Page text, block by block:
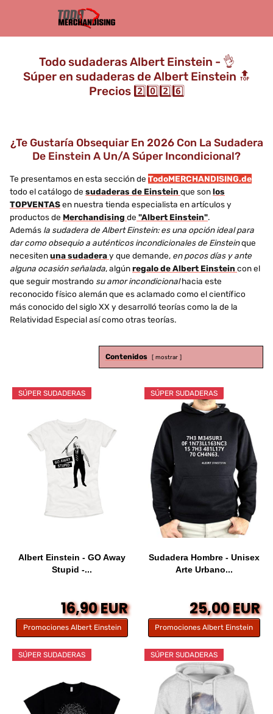
Todo sudaderas Albert Einstein - 👌
Súper en sudaderas de Albert Einstein 🔝
Precios 2️⃣0️⃣2️⃣6️⃣
¿Te Gustaría Obsequiar En 2026 Con La Sudadera
De Einstein A Un/a Súper Incondicional?
Te presentamos en esta sección de TodoMERCHANDISING.de
todo el catálogo de sudaderas de Einstein que sonlos
TOPVENTASen nuestra tienda especialista en artículos y
productos de Merchandising de "Albert Einstein".
Además la sudadera de Albert Einstein: es una opción ideal para
dar como obsequio a auténticos incondicionales de Einsteinque
necesitenuna sudaderay que demande, en pocos días y ante
alguna ocasión señalada, algúnregalo de Albert Einstein con el
que seguir mostrando su amor incondicionalhacia este
reconocido físico alemán que es aclamado como el científico
más conocido del siglo XX y desarrolló teorías como la de la
Relatividad Especial así como otras teorías.
Contenidos mostrar
SÚPER SUDADERAS
Albert Einstein - GO Away
Stupid -...
16,90 EUR
Promociones Albert Einstein
SÚPER SUDADERAS
Sudadera Hombre - Unisex
Arte Urbano...
25,00 EUR
Promociones Albert Einstein
SÚPER SUDADERAS SÚPER SUDADERAS